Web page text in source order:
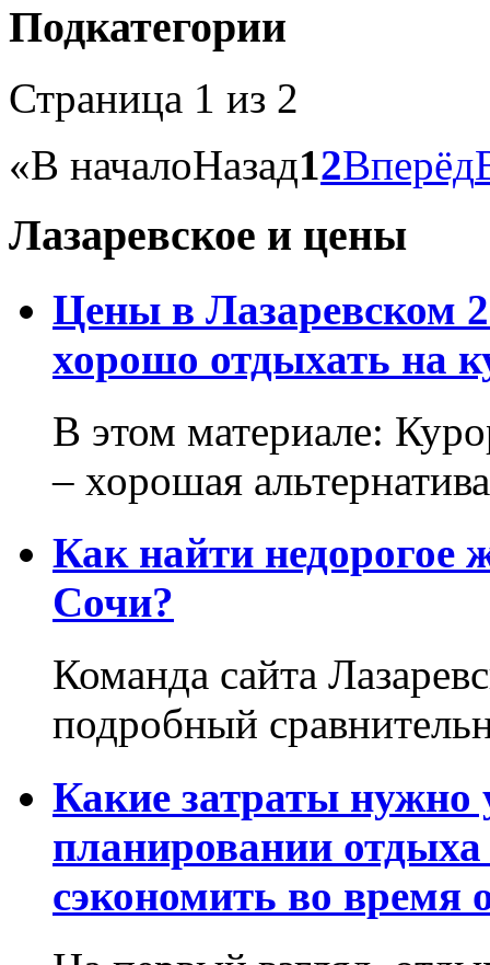
Подкатегории
Страница 1 из 2
«В началоНазад12Вперёд
Лазаревское и цены
Цены в Лазаревском
хорошо отдыхать на
В этом материале:
– хорошая
Как найти недорогое
Сочи?
Команда сайта
подробный
Какие затраты нужно
планировании
сэкономить во время